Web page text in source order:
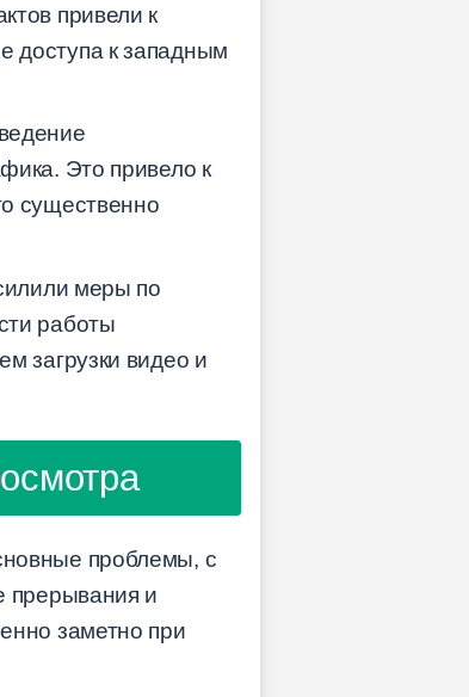
привели к
доступа к западным
Это привело к
существенно
меры по
работы
загрузки видео и
проблемы, с
прерывания и
заметно при